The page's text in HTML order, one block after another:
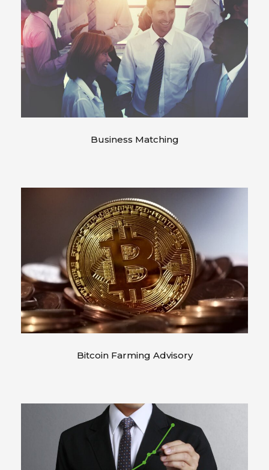
Business Matching
Bitcoin Farming Advisory